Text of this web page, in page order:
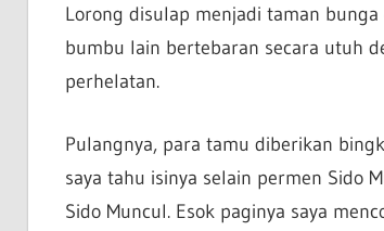
Lorong disulap menjadi taman
bumbu lain bertebaran secara utuh
perhelatan.
Pulangnya, para tamu diberikan
saya tahu isinya selain permen Sido
Sido Muncul. Esok paginya saya